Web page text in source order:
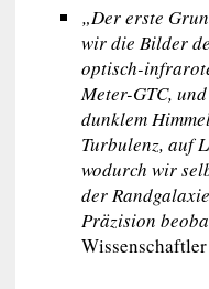
„Der erste
wir die Bilder
optisch-
Meter-GTC,
dunklem
Turbulenz, auf
wodurch wir
der
Präzision